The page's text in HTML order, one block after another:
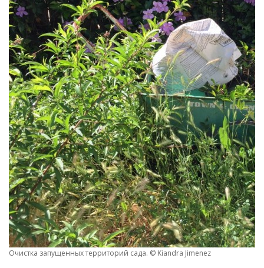
Очистка запущенных территорий сада. © Kiandra Jimenez